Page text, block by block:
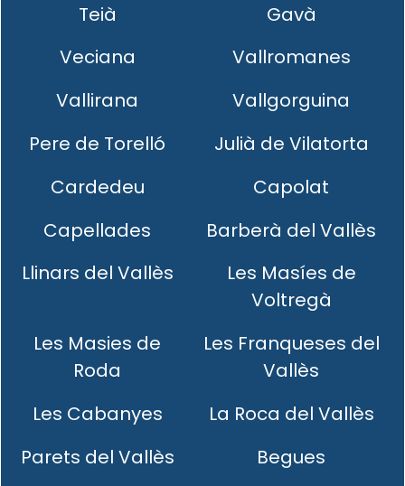
Teià
Gavà
Veciana
Vallromanes
Vallirana
Vallgorguina
Pere de Torelló
Julià de Vilatorta
Cardedeu
Capolat
Capellades
Barberà del Vallès
Llinars del Vallès
Les Masíes de
Voltregà
Les Masies de
Roda
Les Franqueses del
Vallès
Les Cabanyes
La Roca del Vallès
Parets del Vallès
Begues